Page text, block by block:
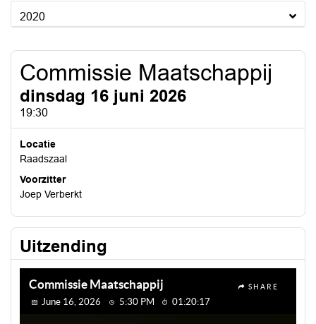
2020
Commissie Maatschappij
dinsdag 16 juni 2026
19:30
Locatie
Raadszaal
Voorzitter
Joep Verberkt
Uitzending